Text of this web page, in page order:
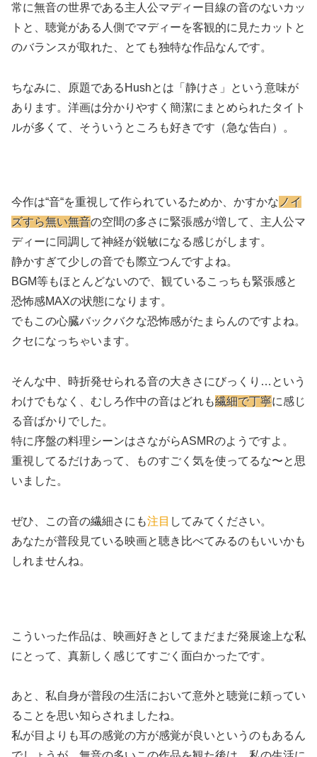
常に無音の世界である主人公マディー目線の音のないカッ
トと、聴覚がある人側でマディーを客観的に見たカットと
のバランスが取れた、とても独特な作品なんです。
ちなみに、原題であるHushとは「静けさ」という意味が
あります。洋画は分かりやすく簡潔にまとめられたタイト
ルが多くて、そういうところも好きです（急な告白）。
今作は“音“を重視して作られているためか、かすかな ノイ
ズすら無い無音の空間の多さに緊張感が増して、主人公マ
ディーに同調して神経が鋭敏になる感じがします。
静かすぎて少しの音でも際立つんですよね。
BGM等もほとんどないので、観ているこっちも緊張感と
恐怖感MAXの状態になります。
でもこの心臓バックバクな恐怖感がたまらんのですよね。
クセになっちゃいます。
そんな中、時折発せられる音の大きさにびっくり…という
わけでもなく、むしろ作中の音はどれも繊細で丁寧に感じ
る音ばかりでした。
特に序盤の料理シーンはさながらASMRのようですよ。
重視してるだけあって、ものすごく気を使ってるな〜と思
いました。
ぜひ、この音の繊細さにも注目 してみてください。
あなたが普段見ている映画と聴き比べてみるのもいいかも
しれませんね。
こういった作品は、映画好きとしてまだまだ発展途上な私
にとって、真新しく感じてすごく面白かったです。
あと、私自身が普段の生活において意外と聴覚に頼ってい
ることを思い知らされましたね。
私が目よりも耳の感覚の方が感覚が良いというのもあるん